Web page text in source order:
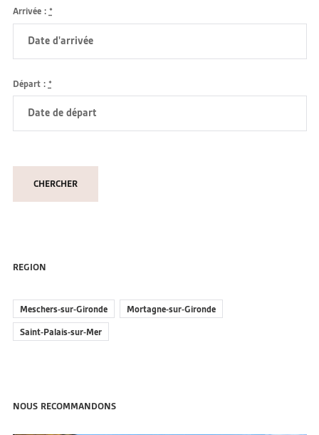
Arrivée : *
Départ : *
REGION
Meschers-sur-Gironde
Mortagne-sur-Gironde
Saint-Palais-sur-Mer
NOUS RECOMMANDONS